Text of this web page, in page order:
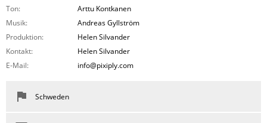
Ton:
Arttu Kontkanen
Musik:
Andreas Gyllström
Produktion:
Helen Silvander
Kontakt:
Helen Silvander
E-Mail:
info@pixiply.com
Schweden